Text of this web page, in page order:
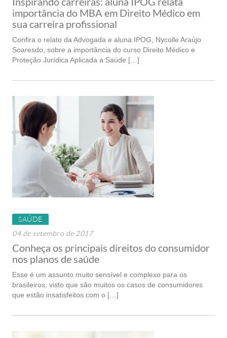
importância do MBA em Direito Médico em
sua carreira profissional
Confira o relato da Advogada e aluna IPOG, Nycolle Araújo
Soaresdo, sobre a importância do curso Direito Médico e
Proteção Jurídica Aplicada a Saúde […]
SAÚDE
04 de setembro de 2017
Conheça os principais direitos do consumidor
nos planos de saúde
Esse é um assunto muito sensível e complexo para os
brasileiros, visto que são muitos os casos de consumidores
que estão insatisfeitos com o […]